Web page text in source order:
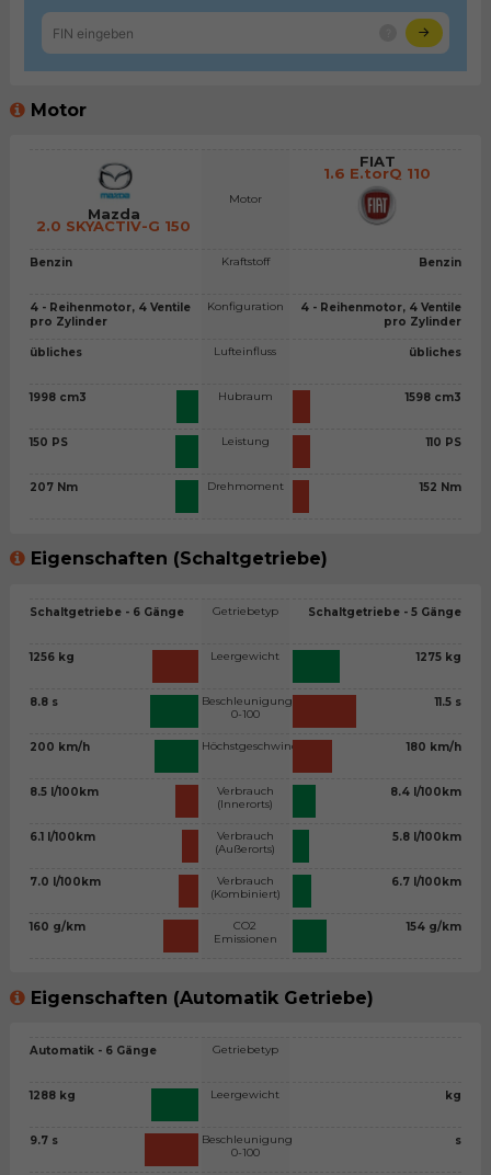
Motor
Mazda
2.0 SKYACTIV-G 150
Benzin
4 - Reihenmotor, 4 Ventile
pro Zylinder
übliches
1998 cm3
150 PS
207 Nm
Motor
Kraftstoff
Konfiguration
Lufteinfluss
Hubraum
Leistung
Drehmoment
FIAT
1.6 E.torQ 110
Benzin
4 - Reihenmotor, 4 Ventile
pro Zylinder
übliches
1598 cm3
110 PS
152 Nm
Eigenschaften (Schaltgetriebe)
Schaltgetriebe - 6 Gänge
1256 kg
8.8 s
200 km/h
8.5 l/100km
6.1 l/100km
7.0 l/100km
160 g/km
Getriebetyp
Leergewicht
Beschleunigung
0-100
Höchstgeschwindigkeit
Verbrauch
(Innerorts)
Verbrauch
(Außerorts)
Verbrauch
(Kombiniert)
CO2
Emissionen
Schaltgetriebe - 5 Gänge
1275 kg
11.5 s
180 km/h
8.4 l/100km
5.8 l/100km
6.7 l/100km
154 g/km
Eigenschaften (Automatik Getriebe)
Automatik - 6 Gänge
1288 kg
9.7 s
Getriebetyp
Leergewicht
Beschleunigung
0-100
kg
s